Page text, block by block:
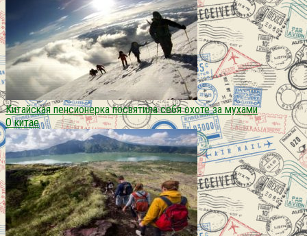
Китайская пенсионерка посвятила себя охоте за мухами
О китае